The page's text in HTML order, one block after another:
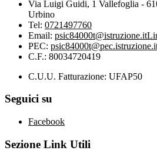
Via Luigi Guidi, 1 Vallefoglia -
Urbino
Tel: 0721497760
Email: psic84000t@istruzione.it
PEC:
C.F.: 80034720419
C.U.U. Fatturazione: UFAP50
Seguici su
Facebook
Sezione Link Utili